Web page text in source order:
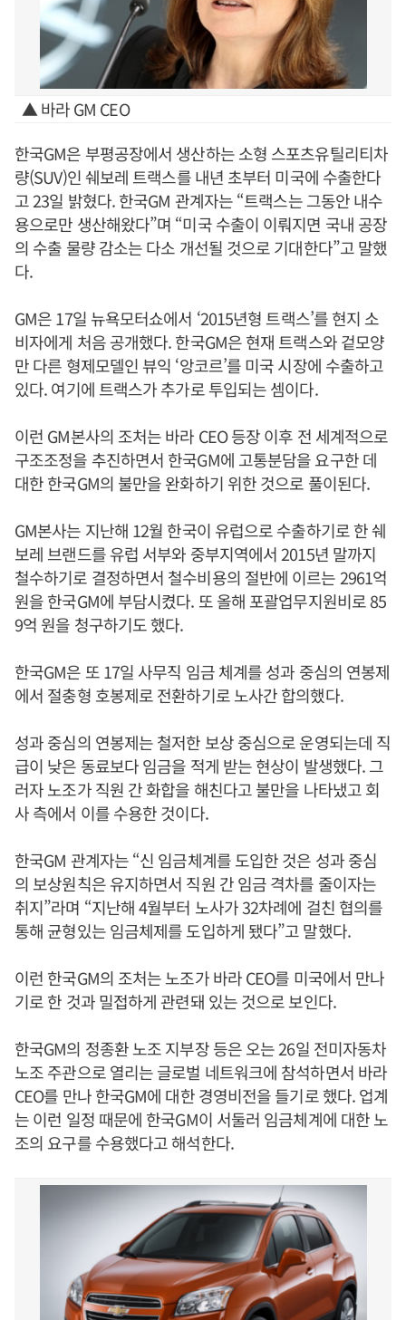
▲ 바라 GM CEO
한국GM은 부평공장에서 생산하는 소형 스포츠유틸리티차
량(SUV)인 쉐보레 트랙스를 내년 초부터 미국에 수출한다
고 23일 밝혔다. 한국GM 관계자는 “트랙스는 그동안 내수
용으로만 생산해왔다”며 “미국 수출이 이뤄지면 국내 공장
의 수출 물량 감소는 다소 개선될 것으로 기대한다”고 말했
다.
GM은 17일 뉴욕모터쇼에서 ‘2015년형 트랙스’를 현지 소
비자에게 처음 공개했다. 한국GM은 현재 트랙스와 겉모양
만 다른 형제모델인 뷰익 ‘앙코르’를 미국 시장에 수출하고
있다. 여기에 트랙스가 추가로 투입되는 셈이다.
이런 GM본사의 조처는 바라 CEO 등장 이후 전 세계적으로
구조조정을 추진하면서 한국GM에 고통분담을 요구한 데
대한 한국GM의 불만을 완화하기 위한 것으로 풀이된다.
GM본사는 지난해 12월 한국이 유럽으로 수출하기로 한 쉐
보레 브랜드를 유럽 서부와 중부지역에서 2015년 말까지
철수하기로 결정하면서 철수비용의 절반에 이르는 2961억
원을 한국GM에 부담시켰다. 또 올해 포괄업무지원비로 85
9억 원을 청구하기도 했다.
한국GM은 또 17일 사무직 임금 체계를 성과 중심의 연봉제
에서 절충형 호봉제로 전환하기로 노사간 합의했다.
성과 중심의 연봉제는 철저한 보상 중심으로 운영되는데 직
급이 낮은 동료보다 임금을 적게 받는 현상이 발생했다. 그
러자 노조가 직원 간 화합을 해친다고 불만을 나타냈고 회
사 측에서 이를 수용한 것이다.
한국GM 관계자는 “신 임금체계를 도입한 것은 성과 중심
의 보상원칙은 유지하면서 직원 간 임금 격차를 줄이자는
취지”라며 “지난해 4월부터 노사가 32차례에 걸친 협의를
통해 균형있는 임금체제를 도입하게 됐다”고 말했다.
이런 한국GM의 조처는 노조가 바라 CEO를 미국에서 만나
기로 한 것과 밀접하게 관련돼 있는 것으로 보인다.
한국GM의 정종환 노조 지부장 등은 오는 26일 전미자동차
노조 주관으로 열리는 글로벌 네트워크에 참석하면서 바라
CEO를 만나 한국GM에 대한 경영비전을 들기로 했다. 업계
는 이런 일정 때문에 한국GM이 서둘러 임금체계에 대한 노
조의 요구를 수용했다고 해석한다.